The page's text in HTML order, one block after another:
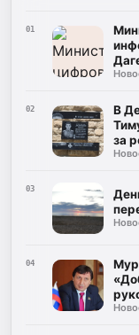
01
02
В
за
03
04